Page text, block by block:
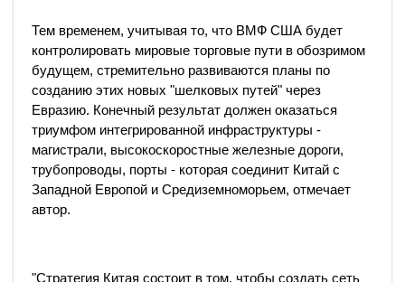
Тем временем, учитывая то, что ВМФ США будет
контролировать мировые торговые пути в обозримом
будущем, стремительно развиваются планы по
созданию этих новых "шелковых путей" через
Евразию. Конечный результат должен оказаться
триумфом интегрированной инфраструктуры -
магистрали, высокоскоростные железные дороги,
трубопроводы, порты - которая соединит Китай с
Западной Европой и Средиземноморьем, отмечает
автор.
"Стратегия Китая состоит в том, чтобы создать сеть